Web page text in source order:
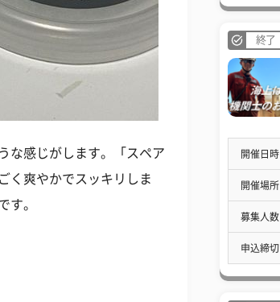
な感じがします。「スペア
く爽やかでスッキリしま
す。
終了
開催日時
開催場所
募集人数
申込締切